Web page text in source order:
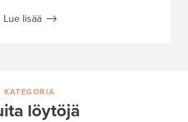
Lue lisää
KATEGORIA
löytöjä